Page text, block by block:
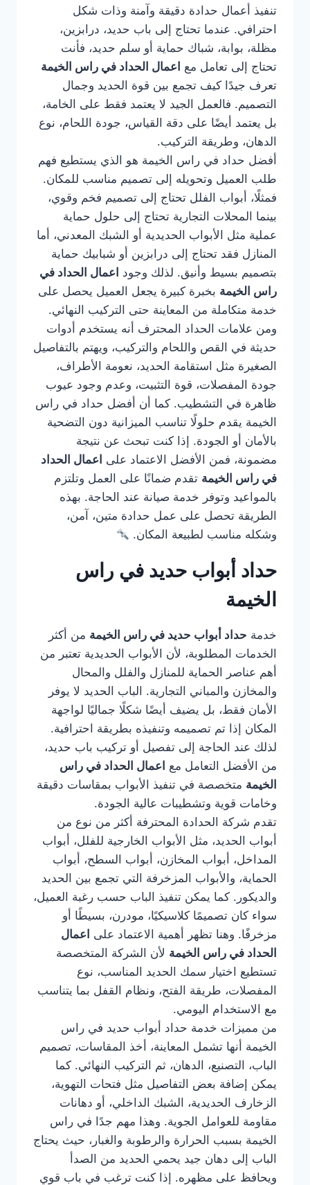
تنفيذ أعمال حدادة دقيقة وآمنة وذات شكل
احترافي. عندما تحتاج إلى باب حديد، درابزين،
مظلة، بوابة، شباك حماية أو سلم حديد، فأنت
تحتاج إلى تعامل مع اعمال الحداد في راس الخيمة
تعرف جيدًا كيف تجمع بين قوة الحديد وجمال
التصميم. فالعمل الجيد لا يعتمد فقط على الخامة،
بل يعتمد أيضًا على دقة القياس، جودة اللحام، نوع
الدهان، وطريقة التركيب.
أفضل حداد في راس الخيمة هو الذي يستطيع فهم
طلب العميل وتحويله إلى تصميم مناسب للمكان.
فمثلًا، أبواب الفلل تحتاج إلى تصميم فخم وقوي،
بينما المحلات التجارية تحتاج إلى حلول حماية
عملية مثل الأبواب الحديدية أو الشبك المعدني، أما
المنازل فقد تحتاج إلى درابزين أو شبابيك حماية
بتصميم بسيط وأنيق. لذلك وجود اعمال الحداد في
راس الخيمة بخبرة كبيرة يجعل العميل يحصل على
خدمة متكاملة من المعاينة حتى التركيب النهائي.
ومن علامات الحداد المحترف أنه يستخدم أدوات
حديثة في القص واللحام والتركيب، ويهتم بالتفاصيل
الصغيرة مثل استقامة الحديد، نعومة الأطراف،
جودة المفصلات، قوة التثبيت، وعدم وجود عيوب
ظاهرة في التشطيب. كما أن أفضل حداد في راس
الخيمة يقدم حلولًا تناسب الميزانية دون التضحية
بالأمان أو الجودة. إذا كنت تبحث عن نتيجة
مضمونة، فمن الأفضل الاعتماد على اعمال الحداد
في راس الخيمة تقدم ضمانًا على العمل وتلتزم
بالمواعيد وتوفر خدمة صيانة عند الحاجة. بهذه
الطريقة تحصل على عمل حدادة متين، آمن،
وشكله مناسب لطبيعة المكان.
حداد أبواب حديد في راس
الخيمة
خدمة حداد أبواب حديد في راس الخيمة من أكثر
الخدمات المطلوبة، لأن الأبواب الحديدية تعتبر من
أهم عناصر الحماية للمنازل والفلل والمحال
والمخازن والمباني التجارية. الباب الحديد لا يوفر
الأمان فقط، بل يضيف أيضًا شكلًا جماليًا لواجهة
المكان إذا تم تصميمه وتنفيذه بطريقة احترافية.
لذلك عند الحاجة إلى تفصيل أو تركيب باب حديد،
من الأفضل التعامل مع اعمال الحداد في راس
الخيمة متخصصة في تنفيذ الأبواب بمقاسات دقيقة
وخامات قوية وتشطيبات عالية الجودة.
تقدم شركة الحدادة المحترفة أكثر من نوع من
أبواب الحديد، مثل الأبواب الخارجية للفلل، أبواب
المداخل، أبواب المخازن، أبواب السطح، أبواب
الحماية، والأبواب المزخرفة التي تجمع بين الحديد
والديكور. كما يمكن تنفيذ الباب حسب رغبة العميل،
سواء كان تصميمًا كلاسيكيًا، مودرن، بسيطًا أو
مزخرفًا. وهنا تظهر أهمية الاعتماد على اعمال
الحداد في راس الخيمة لأن الشركة المتخصصة
تستطيع اختيار سمك الحديد المناسب، نوع
المفصلات، طريقة الفتح، ونظام القفل بما يتناسب
مع الاستخدام اليومي.
من مميزات خدمة حداد أبواب حديد في راس
الخيمة أنها تشمل المعاينة، أخذ المقاسات، تصميم
الباب، التصنيع، الدهان، ثم التركيب النهائي. كما
يمكن إضافة بعض التفاصيل مثل فتحات التهوية،
الزخارف الحديدية، الشبك الداخلي، أو دهانات
مقاومة للعوامل الجوية. وهذا مهم جدًا في راس
الخيمة بسبب الحرارة والرطوبة والغبار، حيث يحتاج
الباب إلى دهان جيد يحمي الحديد من الصدأ
ويحافظ على مظهره. إذا كنت ترغب في باب قوي